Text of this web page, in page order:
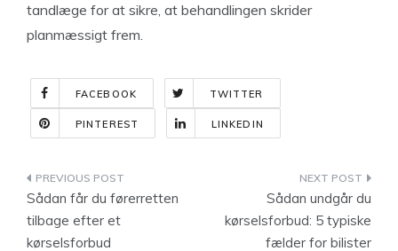
tandlæge for at sikre, at behandlingen skrider
planmæssigt frem.
FACEBOOK TWITTER
PINTEREST LINKEDIN
Indlægsnavigation
Sådan får du førerretten
tilbage efter et
kørselsforbud
Sådan undgår du
kørselsforbud: 5 typiske
fælder for bilister